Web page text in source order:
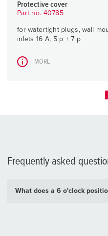
Protective cover
Part no. 40785
for watertight plugs, wall
inlets 16 A, 5 p + 7 p
MORE
Frequently asked
What does a 6 o'clock